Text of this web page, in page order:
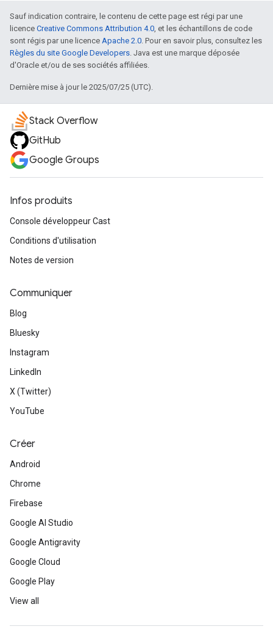
Sauf indication contraire, le contenu de cette page est régi par une
licence Creative Commons Attribution 4.0, et les échantillons de code
sont régis par une licence Apache 2.0. Pour en savoir plus, consultez les
Règles du site Google Developers. Java est une marque déposée
d'Oracle et/ou de ses sociétés affiliées.
Dernière mise à jour le 2025/07/25 (UTC).
Stack Overflow
GitHub
Google Groups
Infos produits
Console développeur Cast
Conditions d'utilisation
Notes de version
Communiquer
Blog
Bluesky
Instagram
LinkedIn
X (Twitter)
YouTube
Créer
Android
Chrome
Firebase
Google AI Studio
Google Antigravity
Google Cloud
Google Play
View all